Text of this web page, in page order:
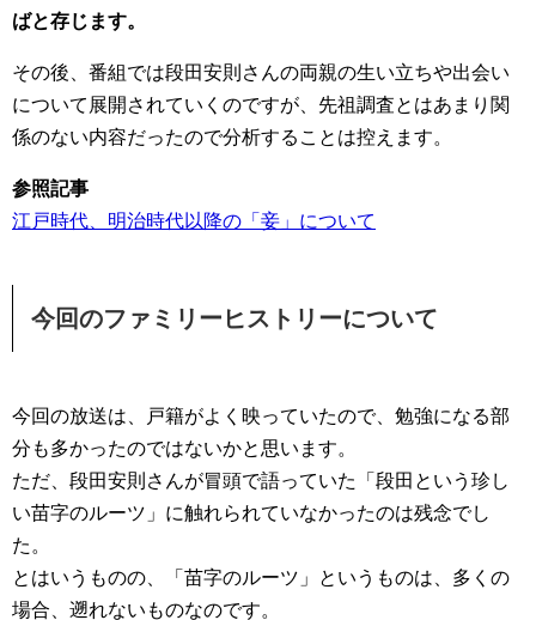
ばと存じます。
その後、番組では段田安則さんの両親の生い立ちや出会い
について展開されていくのですが、先祖調査とはあまり関
係のない内容だったので分析することは控えます。
参照記事
江戸時代、明治時代以降の「妾」について
今回のファミリーヒストリーについて
今回の放送は、戸籍がよく映っていたので、勉強になる部
分も多かったのではないかと思います。
ただ、段田安則さんが冒頭で語っていた「段田という珍し
い苗字のルーツ」に触れられていなかったのは残念でし
た。
とはいうものの、「苗字のルーツ」というものは、多くの
場合、遡れないものなのです。